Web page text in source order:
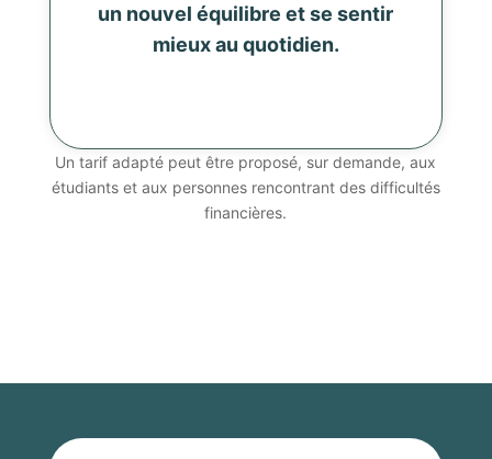
un nouvel équilibre et se sentir
mieux au quotidien.
Un tarif adapté peut être proposé, sur demande, aux
étudiants et aux personnes rencontrant des difficultés
financières.